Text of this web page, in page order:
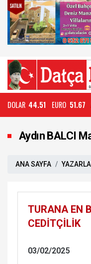
DOLAR 44.51 EURO 51.67
Aydın BALCI
ANA SAYFA
TURANA EN
CEDİTÇİLİK
03/02/2025